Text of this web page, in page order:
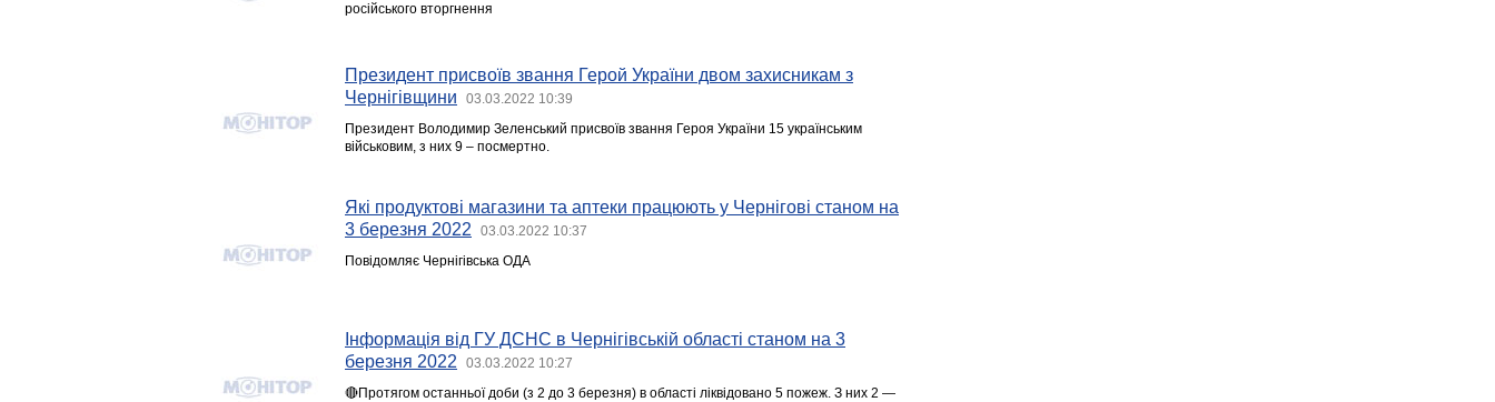
російського вторгнення
Президент присвоїв звання Герой України двом захисникам з
Чернігівщини
03.03.2022 10:39
Президент Володимир Зеленський присвоїв звання Героя України 15 українським
військовим, з них 9 – посмертно.
Які продуктові магазини та аптеки працюють у Чернігові станом на
3 березня 2022
03.03.2022 10:37
Повідомляє Чернігівська ОДА
Інформація від ГУ ДСНС в Чернігівській області станом на 3
березня 2022
03.03.2022 10:27
🔴Протягом останньої доби (з 2 до 3 березня) в області ліквідовано 5 пожеж. З них 2 —